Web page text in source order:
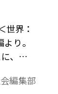
世界：
り。
、高
由に
編集部